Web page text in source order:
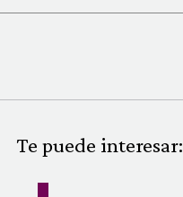
LATFEMLAB.
QUIÉNES SOMOS
Te puede interesar: